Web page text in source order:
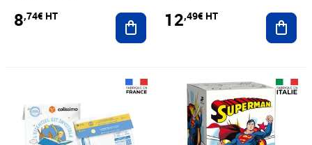
8,74€ HT Ajouter au panier
12,49€ HT
Prix 8,74€ HT